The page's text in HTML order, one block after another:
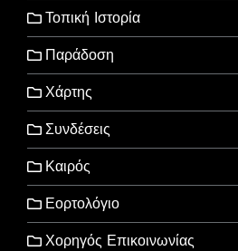
Τοπική Ιστορία
Παράδοση
Χάρτης
Συνδέσεις
Καιρός
Εορτολόγιο
Χορηγός Επικοινωνίας